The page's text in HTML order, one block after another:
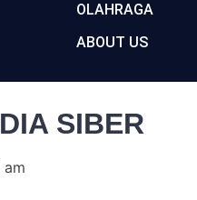
OLAHRAGA
ABOUT US
SIBER
am